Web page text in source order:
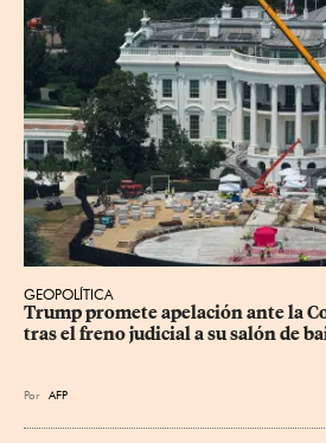
GEOPOLÍTICA
Trump promete apelación ante la
tras el freno judicial a su salón de
Por AFP